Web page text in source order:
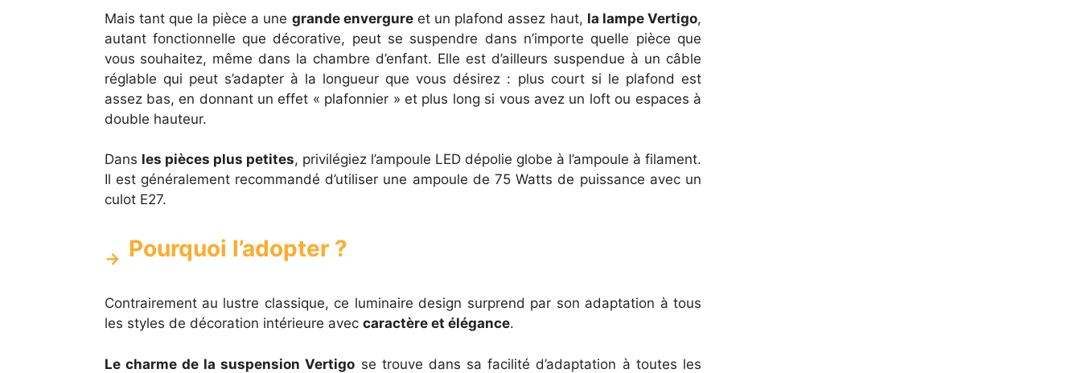
Mais tant que la pièce a une grande envergureet un plafond assez haut, la lampe Vertigo,
autant fonctionnelle que décorative, peut se suspendre dans n’importe quelle pièce que
vous souhaitez, même dans la chambre d’enfant. Elle est d’ailleurs suspendue à un câble
réglable qui peut s’adapter à la longueur que vous désirez : plus court si le plafond est
assez bas, en donnant un effet « plafonnier » et plus long si vous avez un loft ou espaces à
double hauteur.
Dans les pièces plus petites, privilégiez l’ampoule LED dépolie globe à l’ampoule à filament.
Il est généralement recommandé d’utiliser une ampoule de 75 Watts de puissance avec un
culot E27.
Pourquoi l’adopter ?
Contrairement au lustre classique, ce luminaire design surprend par son adaptation à tous
les styles de décoration intérieure avec caractère et élégance.
Le charme de la suspension Vertigo se trouve dans sa facilité d’adaptation à toutes les